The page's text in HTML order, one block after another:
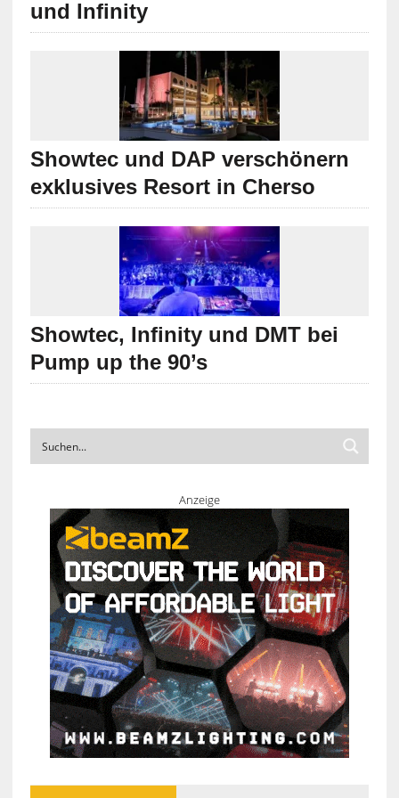
und Infinity
Showtec und DAP verschönern
exklusives Resort in Cherso
Showtec, Infinity und DMT bei
Pump up the 90’s
Anzeige